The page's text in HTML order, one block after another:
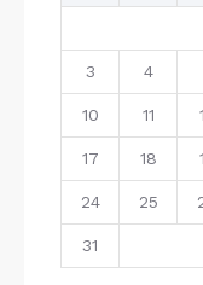
3 4
10 11
17 18
24 25
31